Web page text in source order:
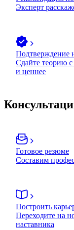
Эксперт
Подтверждение
Сдайте теорию с
и ценнее
Готовое резюме
Составим
Построить
Переходите на
наставника